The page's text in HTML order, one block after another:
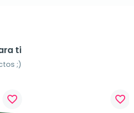
ti
;)
favorite_border favorite_border